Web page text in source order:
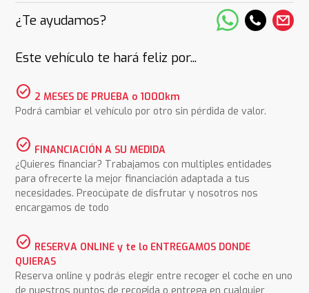
¿Te ayudamos?
Este vehículo te hará feliz por...
check_circle 2 MESES DE PRUEBA o 1000km
Podrá cambiar el vehículo por otro sin pérdida de valor.
check_circle FINANCIACIÓN A SU MEDIDA
¿Quieres financiar? Trabajamos con multiples entidades
para ofrecerte la mejor financiación adaptada a tus
necesidades. Preocúpate de disfrutar y nosotros nos
encargamos de todo
check_circle RESERVA ONLINE y te lo ENTREGAMOS DONDE
QUIERAS
Reserva online y podrás elegir entre recoger el coche en uno